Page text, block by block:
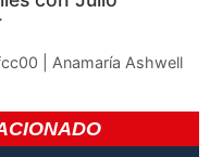
| Anamaría Ashwell